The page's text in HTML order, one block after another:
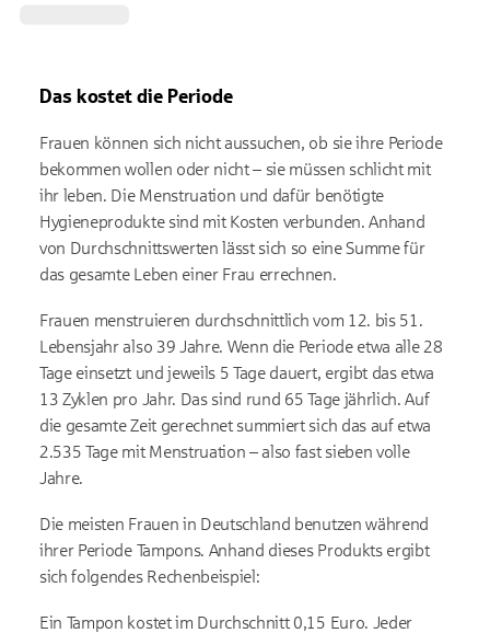
Das kostet die Periode
Frauen können sich nicht aussuchen, ob sie ihre Periode
bekommen wollen oder nicht – sie müssen schlicht mit
ihr leben. Die Menstruation und dafür benötigte
Hygieneprodukte sind mit Kosten verbunden. Anhand
von Durchschnittswerten lässt sich so eine Summe für
das gesamte Leben einer Frau errechnen.
Frauen menstruieren durchschnittlich vom 12. bis 51.
Lebensjahr also 39 Jahre. Wenn die Periode etwa alle 28
Tage einsetzt und jeweils 5 Tage dauert, ergibt das etwa
13 Zyklen pro Jahr. Das sind rund 65 Tage jährlich. Auf
die gesamte Zeit gerechnet summiert sich das auf etwa
2.535 Tage mit Menstruation – also fast sieben volle
Jahre.
Die meisten Frauen in Deutschland benutzen während
ihrer Periode Tampons. Anhand dieses Produkts ergibt
sich folgendes Rechenbeispiel:
Ein Tampon kostet im Durchschnitt 0,15 Euro. Jeder